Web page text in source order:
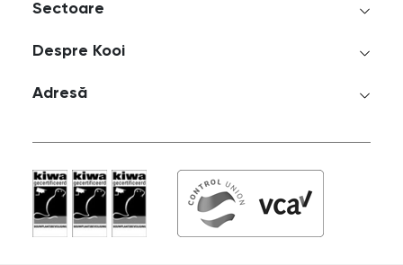
Sectoare
Despre Kooi
Adresă